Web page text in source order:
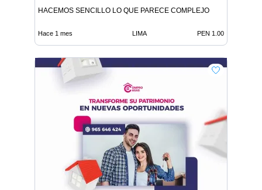
HACEMOS SENCILLO LO QUE PARECE COMPLEJO
Hace 1 mes LIMA PEN 1.00